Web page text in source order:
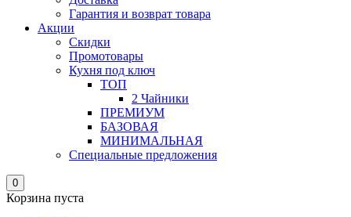
Гарантия и возврат товара
Акции
Скидки
Промотовары
Кухня под ключ
ТОП
2 Чайники
ПРЕМИУМ
БАЗОВАЯ
МИНИМАЛЬНАЯ
Специальные предложения
0
Корзина пуста